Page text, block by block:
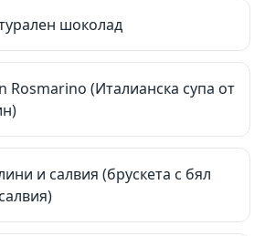
шоколад
Rosmarino (Италианска супа от
и салвия (брускета с бял